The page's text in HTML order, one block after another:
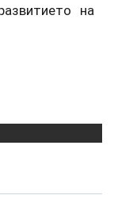
на